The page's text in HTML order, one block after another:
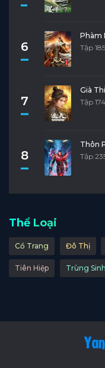
6
Phàm
Tập
7
Già
Tập
8
Thôn
Tập
Thể Loại
Cổ Trang Đô Thị
Tiên Hiệp Trùng Sinh